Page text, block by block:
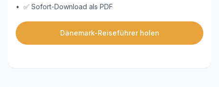
• ✅ Sofort-Download als PDF
Dänemark-Reiseführer holen